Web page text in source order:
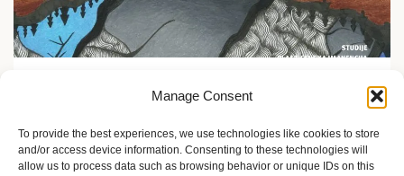
Manage Consent
To provide the best experiences, we use technologies like cookies to store
and/or access device information. Consenting to these technologies will
allow us to process data such as browsing behavior or unique IDs on this
Zagrebu
5 meseci ago Sandra Iršević